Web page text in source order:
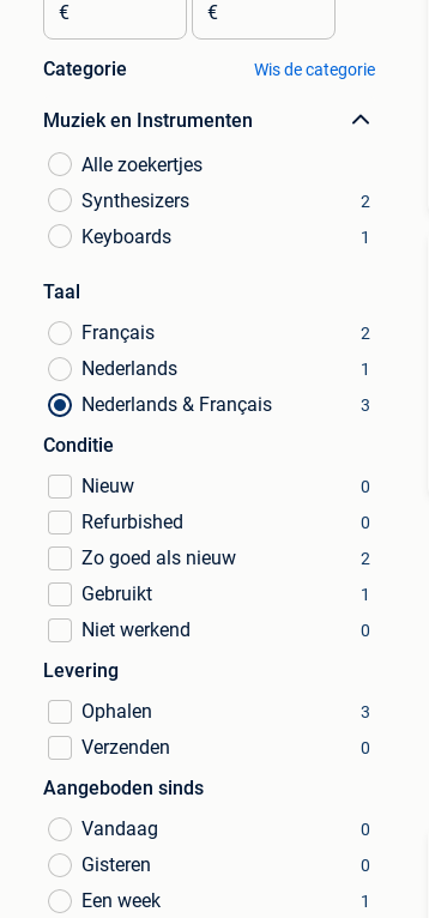
€ €
Categorie Wis de categorie
Muziek en Instrumenten
Alle zoekertjes
Synthesizers
2
Keyboards 1
Taal
Français
2
Nederlands 1
Nederlands & Français 3
Conditie
Nieuw
0
Refurbished 0
Zo goed als nieuw 2
Gebruikt 1
Niet werkend 0
Levering
Ophalen
3
Verzenden 0
Aangeboden sinds
Vandaag
0
Gisteren 0
Een week 1